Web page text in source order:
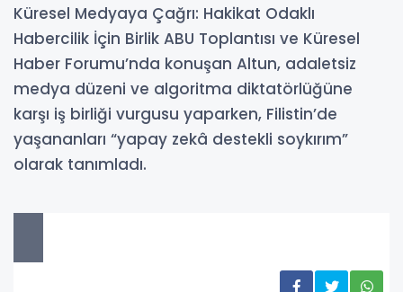
Küresel Medyaya Çağrı: Hakikat Odaklı
Habercilik İçin Birlik ABU Toplantısı ve Küresel
Haber Forumu’nda konuşan Altun, adaletsiz
medya düzeni ve algoritma diktatörlüğüne
karşı iş birliği vurgusu yaparken, Filistin’de
yaşananları “yapay zekâ destekli soykırım”
olarak tanımladı.